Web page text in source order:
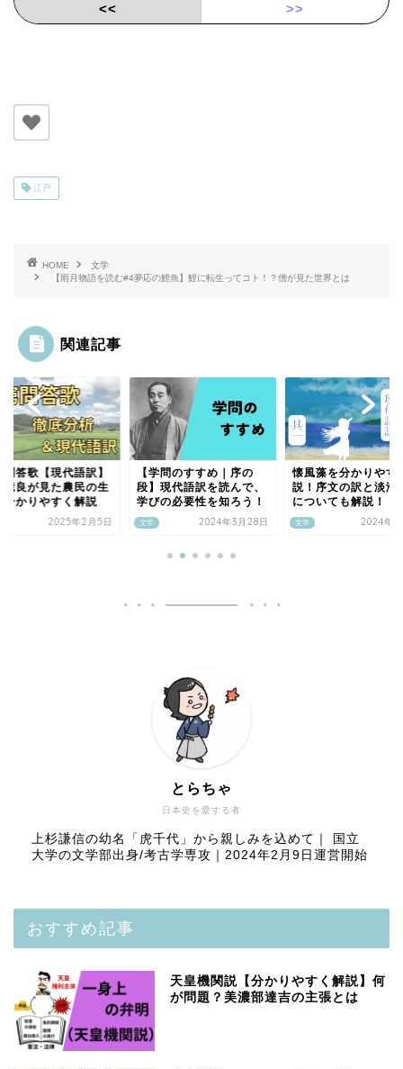
<<
>>
江戸
HOME
文学
【雨月物語を読む#4夢応の鯉魚】鯉に転生ってコト！？僧が見た世界とは
関連記事
問答歌【現代語訳】
憶良が見た農民の生
分かりやすく解説
2025年2月5日 文学
【学問のすすめ｜序の
段】現代語訳を読んで、
学びの必要性を知ろう！
2024年3月28日 文学
懐風藻を分かりやす
説！序文の訳と淡海
についても解説！
2024年3
日本史を愛する者
とらちゃ
上杉謙信の幼名「虎千代」から親しみを込めて｜ 国立
大学の文学部出身/考古学専攻｜2024年2月9日運営開始
おすすめ記事
天皇機関説【分かりやすく解説】何
が問題？美濃部達吉の主張とは